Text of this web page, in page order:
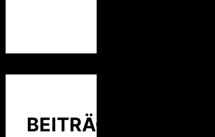
BEITRÄGE